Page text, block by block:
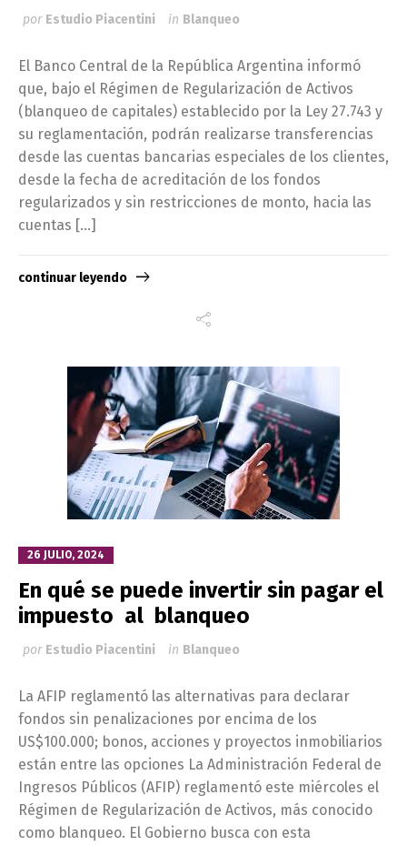
por Estudio Piacentini in Blanqueo
El Banco Central de la República Argentina informó
que, bajo el Régimen de Regularización de Activos
(blanqueo de capitales) establecido por la Ley 27.743 y
su reglamentación, podrán realizarse transferencias
desde las cuentas bancarias especiales de los clientes,
desde la fecha de acreditación de los fondos
regularizados y sin restricciones de monto, hacia las
cuentas […]
continuar leyendo
26 JULIO, 2024
En qué se puede invertir sin pagar el
impuesto al blanqueo
por Estudio Piacentini in Blanqueo
La AFIP reglamentó las alternativas para declarar
fondos sin penalizaciones por encima de los
US$100.000; bonos, acciones y proyectos inmobiliarios
están entre las opciones La Administración Federal de
Ingresos Públicos (AFIP) reglamentó este miércoles el
Régimen de Regularización de Activos, más conocido
como blanqueo. El Gobierno busca con esta